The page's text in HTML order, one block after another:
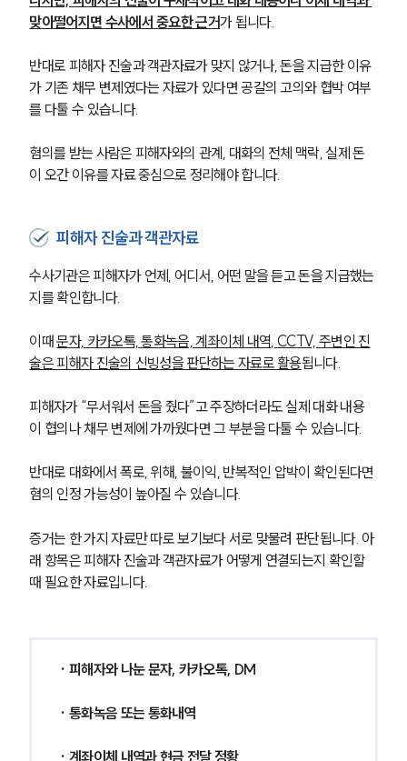
맞아떨어지면 수사에서 중요한 근거가 됩니다.
반대로 피해자 진술과 객관자료가 맞지 않거나, 돈을 지급한 이유
가 기존 채무 변제였다는 자료가 있다면 공갈의 고의와 협박 여부
를 다툴 수 있습니다.
혐의를 받는 사람은 피해자와의 관계, 대화의 전체 맥락, 실제 돈
이 오간 이유를 자료 중심으로 정리해야 합니다.
피해자 진술과 객관자료
수사기관은 피해자가 언제, 어디서, 어떤 말을 듣고 돈을 지급했는
지를 확인합니다.
이때 문자, 카카오톡, 통화녹음, 계좌이체 내역, CCTV, 주변인 진
술은 피해자 진술의 신빙성을 판단하는 자료로 활용됩니다.
피해자가 “무서워서 돈을 줬다”고 주장하더라도 실제 대화 내용
이 협의나 채무 변제에 가까웠다면 그 부분을 다툴 수 있습니다.
반대로 대화에서 폭로, 위해, 불이익, 반복적인 압박이 확인된다면
혐의 인정 가능성이 높아질 수 있습니다.
증거는 한 가지 자료만 따로 보기보다 서로 맞물려 판단됩니다. 아
래 항목은 피해자 진술과 객관자료가 어떻게 연결되는지 확인할
때 필요한 자료입니다.
· 피해자와 나눈 문자, 카카오톡, DM
· 통화녹음 또는 통화내역
· 계좌이체 내역과 현금 전달 정황